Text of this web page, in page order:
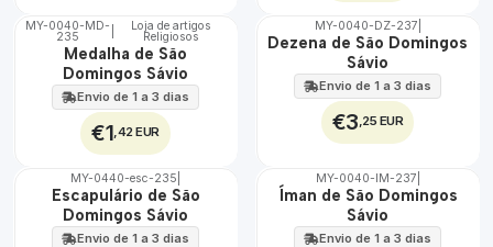
🇵🇹
100%
MY-0040-MD-
235
Loja de artigos
Religiosos
Medalha de São
Domingos Sávio
Envio de 1 a 3 dias
€1,42 EUR
🇵🇹
MY-0040-DZ-237
Dezena de São Domingos
Sávio
Envio de 1 a 3 dias
€3,25 EUR
🇵🇹
100%
MY-0440-esc-235
Escapulário de São
Domingos Sávio
Envio de 1 a 3 dias
🇵🇹
MY-0040-IM-237
Íman de São Domingos
Sávio
Envio de 1 a 3 dias